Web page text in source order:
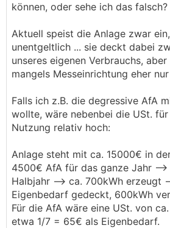
können, oder sehe ich das falsch?
Aktuell speist die Anlage zwar
unentgeltlich ... sie deckt dabei
unseres eigenen Verbrauchs,
mangels Messeinrichtung eher
Falls ich z.B. die degressive AfA
wollte, wäre nebenbei die USt.
Nutzung relativ hoch:
Anlage steht mit ca. 15000€ in
4500€ AfA für das ganze Jahr --
Halbjahr --> ca. 700kWh erzeugt
Eigenbedarf gedeckt, 600kWh
Für die AfA wäre eine USt. von
etwa 1/7 = 65€ als Eigenbedarf.